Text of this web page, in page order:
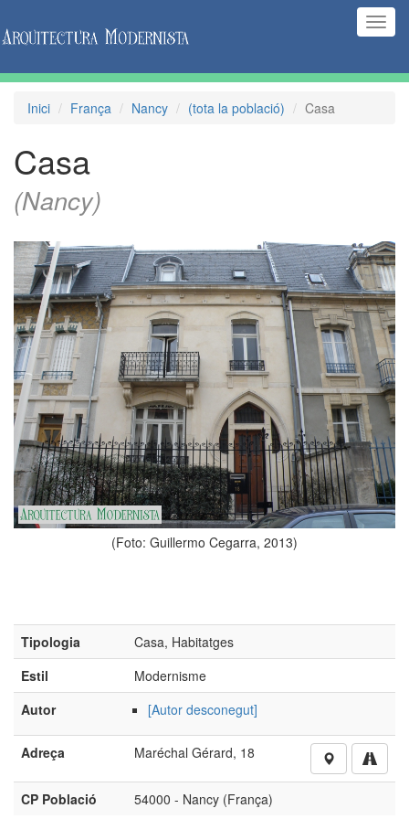
Inici França Nancy (tota la població) Casa
Casa
(Nancy)
(Foto: Guillermo Cegarra, 2013)
Tipologia
Casa, Habitatges
Estil
Modernisme
Autor
[Autor desconegut]
Adreça Maréchal Gérard, 18
CP Població 54000 - Nancy (França)